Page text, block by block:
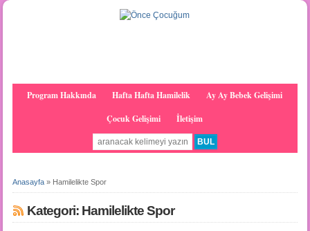
Program Hakkında Hafta Hafta Hamilelik
Ay Ay Bebek Gelişimi
Çocuk Gelişimi
İletişim
Anasayfa» Hamilelikte Spor
Kategori: Hamilelikte Spor